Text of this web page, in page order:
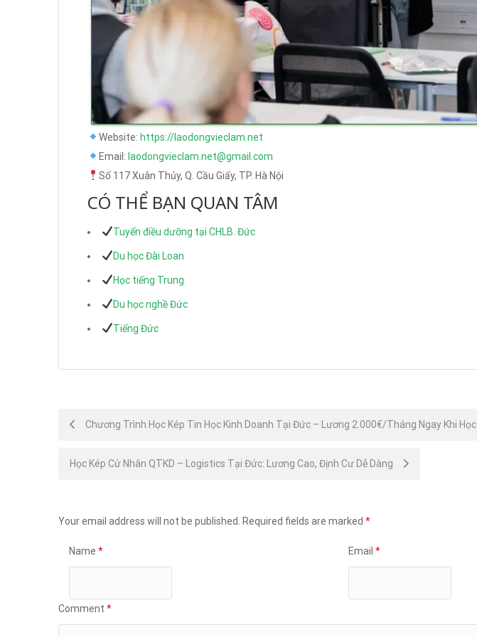
Website: https://laodongvieclam.net
Email: laodongvieclam.net@gmail.com
Số 117 Xuân Thủy, Q. Cầu Giấy, TP. Hà Nội
CÓ THỂ BẠN QUAN TÂM
Tuyển điều dưỡng tại CHLB. Đức
Du học Đài Loan
Học tiếng Trung
Du học nghề Đức
Tiếng Đức
Post
navigation
Chương Trình Học Kép Tin Học Kinh Doanh Tại Đức – Lương 2.000€/Tháng Ngay Khi Học
Học Kép Cử Nhân QTKD – Logistics Tại Đức: Lương Cao, Định Cư Dễ Dàng
Your email address will not be published. Required fields are marked *
Name * Email *
Comment *